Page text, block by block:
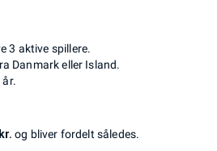
3 aktive spillere.
Danmark eller Island.
og bliver fordelt således.